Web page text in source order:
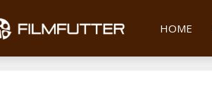
Filmfutter
HOME